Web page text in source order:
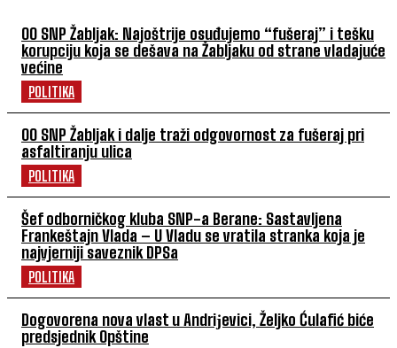
OO SNP Žabljak: Najoštrije osuđujemo “fušeraj” i tešku
korupciju koja se dešava na Žabljaku od strane vladajuće
većine
POLITIKA
OO SNP Žabljak i dalje traži odgovornost za fušeraj pri
asfaltiranju ulica
POLITIKA
Šef odborničkog kluba SNP-a Berane: Sastavljena
Frankeštajn Vlada – U Vladu se vratila stranka koja je
najvjerniji saveznik DPSa
POLITIKA
Dogovorena nova vlast u Andriјevici, Željko Ćulafić biće
predsjednik Opštine